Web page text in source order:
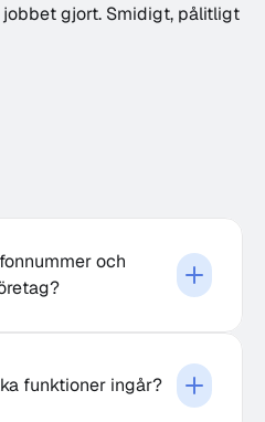
gjort. Smidigt, pålitligt
och
funktioner ingår?